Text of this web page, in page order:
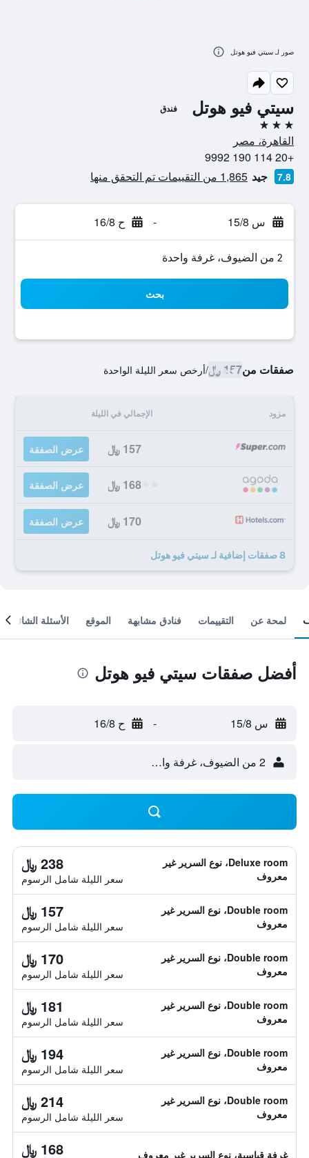
سيتي فيو هوتل فندق
3 نجوم
القاهرة، مصر
+20 114 190 9992
7.8 جيد 1,865 من التقييمات تم التحقق منها
س 15/8 - ح 16/8
2 من الضيوف، غرفة واحدة
بحث
صفقات من157 ﷼ /أرخص سعر الليلة الواحدة
مزود الإجمالي في الليلة
157 ﷼ عرض الصفقة
168 ﷼ عرض الصفقة
170 ﷼ عرض الصفقة
8 صفقات إضافية لـ سيتي فيو هوتل
صور لـ سيتي فيو هوتل
لمحة عن التقييمات فنادق مشابهة الموقع الأسئلة الشائعة
أفضل صفقات سيتي فيو هوتل
س 15/8 - ح 16/8
2 من الضيوف، غرفة واحدة
Deluxe room، نوع السرير غير
معروف
238 ﷼
سعر الليلة شامل الرسوم
Double room، نوع السرير غير
معروف
157 ﷼
سعر الليلة شامل الرسوم
Double room، نوع السرير غير
معروف
170 ﷼
سعر الليلة شامل الرسوم
Double room، نوع السرير غير
معروف
181 ﷼
سعر الليلة شامل الرسوم
Double room، نوع السرير غير
معروف
194 ﷼
سعر الليلة شامل الرسوم
Double room، نوع السرير غير
معروف
214 ﷼
سعر الليلة شامل الرسوم
غرفة قياسية، نوع السرير غير معروف 168 ﷼